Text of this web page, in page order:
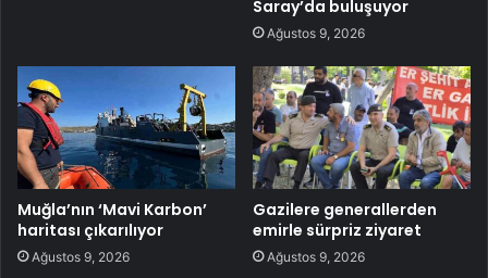
Saray’da buluşuyor
Ağustos 9, 2026
Muğla’nın ‘Mavi Karbon’
haritası çıkarılıyor
Ağustos 9, 2026
Gazilere generallerden
emirle sürpriz ziyaret
Ağustos 9, 2026